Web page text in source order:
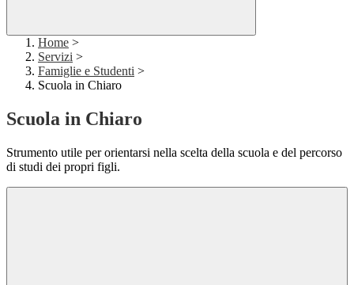
Home >
Servizi >
Famiglie e Studenti >
Scuola in Chiaro
Scuola in Chiaro
Strumento utile per orientarsi nella scelta della scuola e del percorso
di studi dei propri figli.